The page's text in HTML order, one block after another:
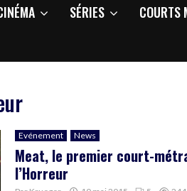
SÉRIES COURTS
Evénement News
Meat, le premier court-
l’Horreur